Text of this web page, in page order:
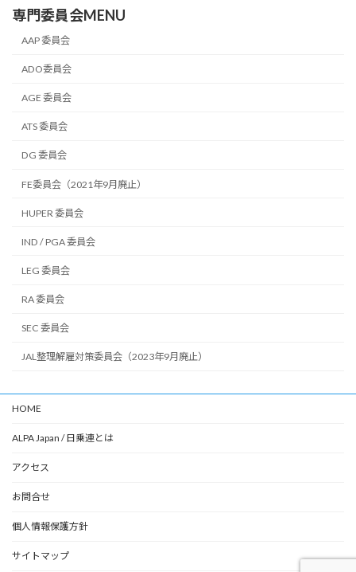
専門委員会MENU
AAP 委員会
ADO委員会
AGE 委員会
ATS 委員会
DG 委員会
FE委員会（2021年9月廃止）
HUPER 委員会
IND / PGA 委員会
LEG 委員会
RA 委員会
SEC 委員会
JAL整理解雇対策委員会（2023年9月廃止）
HOME
ALPA Japan / 日乗連とは
アクセス
お問合せ
個人情報保護方針
サイトマップ